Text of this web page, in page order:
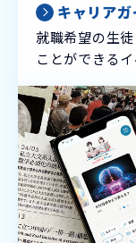
キャリア
就職希望の生
ことができる